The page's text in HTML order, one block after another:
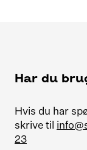
Har du
Hvis du har
skrive til
23